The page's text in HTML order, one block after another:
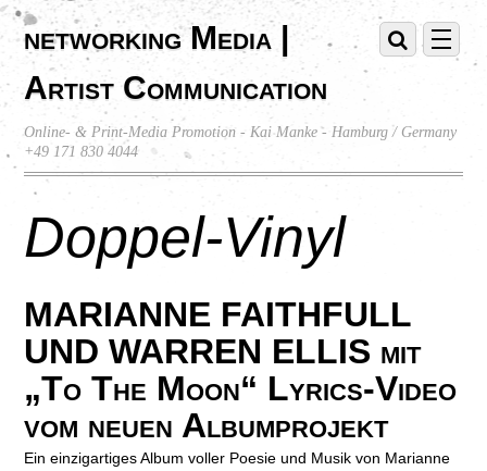
networking Media |
Artist Communication
Online- & Print-Media Promotion - Kai Manke - Hamburg / Germany
+49 171 830 4044
Doppel-Vinyl
MARIANNE FAITHFULL
UND WARREN ELLIS mit
„To The Moon“ Lyrics-Video
vom neuen Albumprojekt
Ein einzigartiges Album voller Poesie und Musik von Marianne